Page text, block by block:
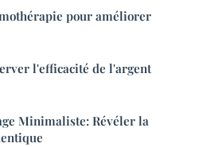
pour améliorer
l'efficacité de l'argent
Minimaliste: Révéler la